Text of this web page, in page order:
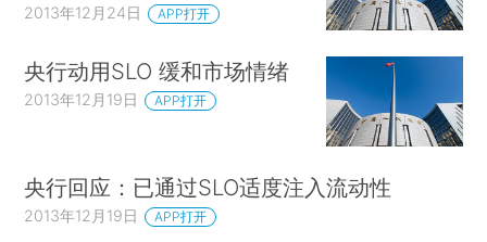
2013年12月24日 APP打开
央行动用SLO 缓和市场情绪
2013年12月19日 APP打开
央行回应：已通过SLO适度注入流动性
2013年12月19日 APP打开